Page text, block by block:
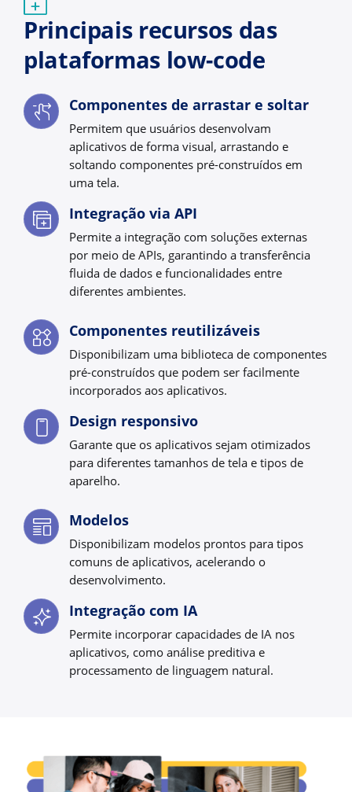
Principais recursos das
plataformas low-code
Componentes de arrastar e soltar
Permitem que usuários desenvolvam
aplicativos de forma visual, arrastando e
soltando componentes pré-construídos em
uma tela.
Integração via API
Permite a integração com soluções externas
por meio de APIs, garantindo a transferência
fluida de dados e funcionalidades entre
diferentes ambientes.
Componentes reutilizáveis
Disponibilizam uma biblioteca de componentes
pré-construídos que podem ser facilmente
incorporados aos aplicativos.
Design responsivo
Garante que os aplicativos sejam otimizados
para diferentes tamanhos de tela e tipos de
aparelho.
Modelos
Disponibilizam modelos prontos para tipos
comuns de aplicativos, acelerando o
desenvolvimento.
Integração com IA
Permite incorporar capacidades de IA nos
aplicativos, como análise preditiva e
processamento de linguagem natural.